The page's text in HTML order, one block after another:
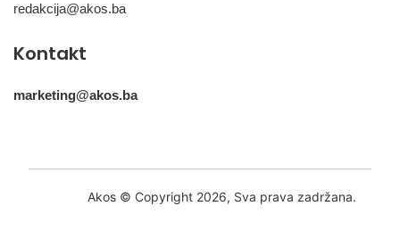
redakcija@akos.ba
Kontakt
marketing@akos.ba
Akos © Copyright 2026, Sva prava zadržana.